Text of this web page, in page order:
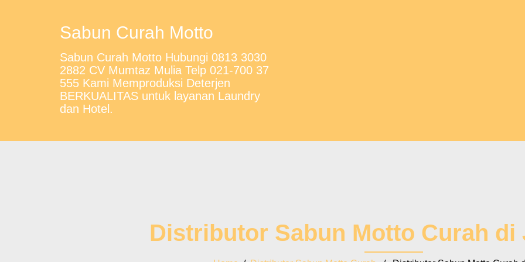
Sabun Curah Motto
Sabun Curah Motto Hubungi 0813 3030
2882 CV Mumtaz Mulia Telp 021-700 37
555 Kami Memproduksi Deterjen
BERKUALITAS untuk layanan Laundry
dan Hotel.
Distributor Sabun Motto Curah di